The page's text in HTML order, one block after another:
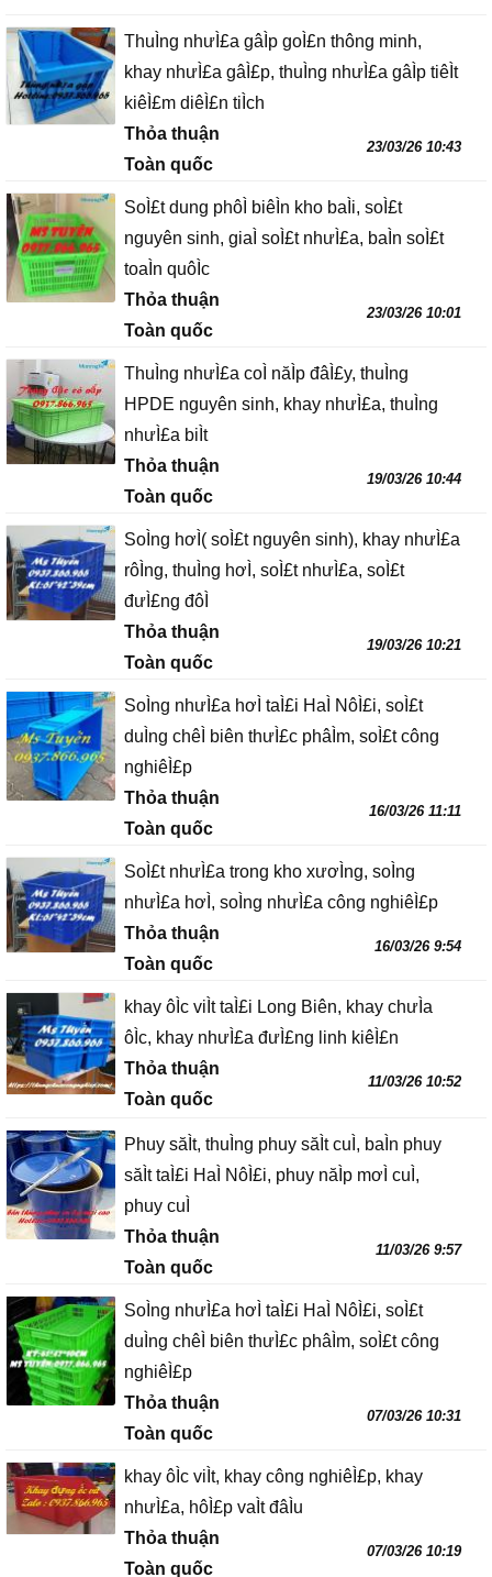
ThuÌng nhưÌ£a gâÌp goÌ£n thông minh,
khay nhưÌ£a gâÌ£p, thuÌng nhưÌ£a gâÌp tiêÌt
kiêÌ£m diêÌ£n tiÌch
Thỏa thuận
Toàn quốc
23/03/26 10:43
SoÌ£t dung phôÌ biêÌn kho baÌi, soÌ£t
nguyên sinh, giaÌ soÌ£t nhưÌ£a, baÌn soÌ£t
toaÌn quôÌc
Thỏa thuận
Toàn quốc
23/03/26 10:01
ThuÌng nhưÌ£a coÌ năÌp đâÌ£y, thuÌng
HPDE nguyên sinh, khay nhưÌ£a, thuÌng
nhưÌ£a biÌt
Thỏa thuận
Toàn quốc
19/03/26 10:44
SoÌng hơÌ( soÌ£t nguyên sinh), khay nhưÌ£a
rôÌng, thuÌng hơÌ, soÌ£t nhưÌ£a, soÌ£t
đưÌ£ng đôÌ
Thỏa thuận
Toàn quốc
19/03/26 10:21
SoÌng nhưÌ£a hơÌ taÌ£i HaÌ NôÌ£i, soÌ£t
duÌng chêÌ biên thưÌ£c phâÌm, soÌ£t công
nghiêÌ£p
Thỏa thuận
Toàn quốc
16/03/26 11:11
SoÌ£t nhưÌ£a trong kho xươÌng, soÌng
nhưÌ£a hơÌ, soÌng nhưÌ£a công nghiêÌ£p
Thỏa thuận
Toàn quốc
16/03/26 9:54
khay ôÌc viÌt taÌ£i Long Biên, khay chưÌa
ôÌc, khay nhưÌ£a đưÌ£ng linh kiêÌ£n
Thỏa thuận
Toàn quốc
11/03/26 10:52
Phuy săÌt, thuÌng phuy săÌt cuÌ, baÌn phuy
săÌt taÌ£i HaÌ NôÌ£i, phuy năÌp mơÌ cuÌ,
phuy cuÌ
Thỏa thuận
Toàn quốc
11/03/26 9:57
SoÌng nhưÌ£a hơÌ taÌ£i HaÌ NôÌ£i, soÌ£t
duÌng chêÌ biên thưÌ£c phâÌm, soÌ£t công
nghiêÌ£p
Thỏa thuận
Toàn quốc
07/03/26 10:31
khay ôÌc viÌt, khay công nghiêÌ£p, khay
nhưÌ£a, hôÌ£p vaÌt đâÌu
Thỏa thuận
Toàn quốc
07/03/26 10:19